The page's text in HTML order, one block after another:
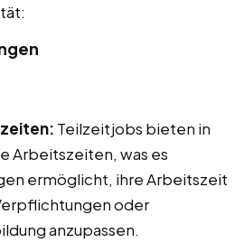
Teilzeitjobs bieten in
Arbeitszeiten, was es
ermöglicht, ihre Arbeitszeit
oder
anzupassen.